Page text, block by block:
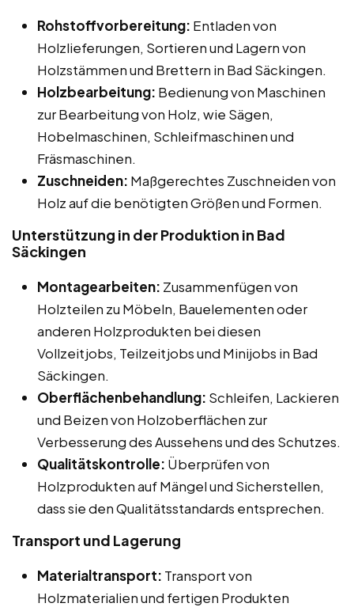
Rohstoffvorbereitung: Entladen von
Holzlieferungen, Sortieren und Lagern von
Holzstämmen und Brettern in Bad Säckingen.
Holzbearbeitung: Bedienung von Maschinen
zur Bearbeitung von Holz, wie Sägen,
Hobelmaschinen, Schleifmaschinen und
Fräsmaschinen.
Zuschneiden: Maßgerechtes Zuschneiden von
Holz auf die benötigten Größen und Formen.
Unterstützung in der Produktion in Bad
Säckingen
Montagearbeiten: Zusammenfügen von
Holzteilen zu Möbeln, Bauelementen oder
anderen Holzprodukten bei diesen
Vollzeitjobs, Teilzeitjobs und Minijobs in Bad
Säckingen.
Oberflächenbehandlung: Schleifen, Lackieren
und Beizen von Holzoberflächen zur
Verbesserung des Aussehens und des Schutzes.
Qualitätskontrolle: Überprüfen von
Holzprodukten auf Mängel und Sicherstellen,
dass sie den Qualitätsstandards entsprechen.
Transport und Lagerung
Materialtransport: Transport von
Holzmaterialien und fertigen Produkten